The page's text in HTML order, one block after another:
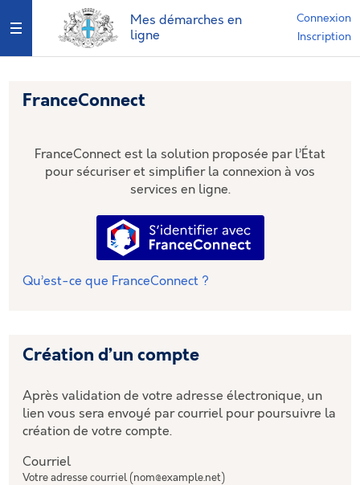
Mes démarches en
ligne
Connexion
Inscription
Ouvrir le menu
FranceConnect
FranceConnect est la solution proposée par l’État
pour sécuriser et simplifier la connexion à vos
services en ligne.
S’identifier avec
Qu’est-ce que FranceConnect ?
Création d’un compte
Après validation de votre adresse électronique, un
lien vous sera envoyé par courriel pour poursuivre la
création de votre compte.
Courriel
Votre adresse courriel (nom@example.net)